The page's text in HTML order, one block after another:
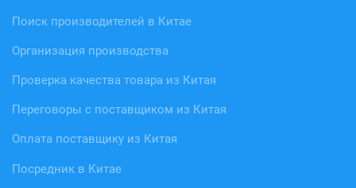
Поиск производителей в Китае
Организация производства
Проверка качества товара из Китая
Переговоры с поставщиком из Китая
Оплата поставщику из Китая
Посредник в Китае